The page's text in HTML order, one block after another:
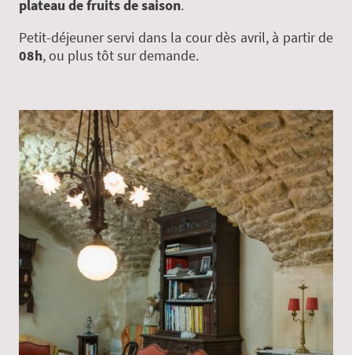
plateau de fruits de saison.
Petit-déjeuner servi dans la cour dès avril, à partir de
08h, ou plus tôt sur demande.